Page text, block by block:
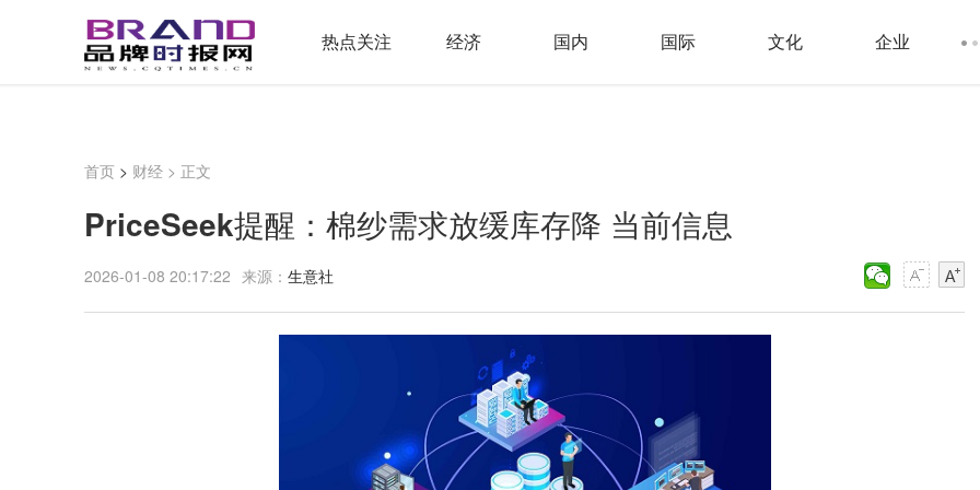
热点关注 经济 国内 国际 文化 企业
首页 > 财经 > 正文
PriceSeek提醒：棉纱需求放缓库存降 当前信息
2026-01-08 20:17:22 来源： 生意社